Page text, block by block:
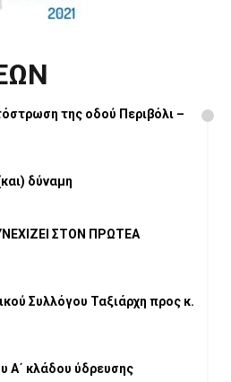
της οδού Περιβόλι –
δύναμη
ΣΤΟΝ ΠΡΩΤΕΑ
Συλλόγου Ταξιάρχη προς κ.
του Α΄ κλάδου ύδρευσης